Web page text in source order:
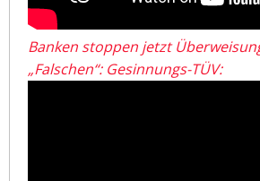
Banken stoppen jetzt
„Falschen“: Gesinnungs-TÜV: